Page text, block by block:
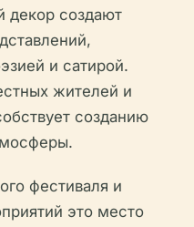
декор создают
и сатирой.
жителей и
созданию
фестиваля и
это место